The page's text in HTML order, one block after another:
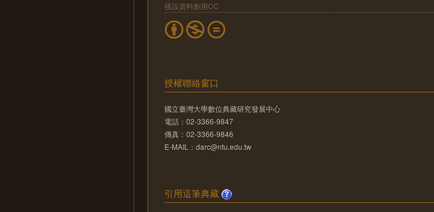
後設資料創用CC
授權聯絡窗口
國立臺灣大學數位典藏研究發展中心
電話：02-3366-9847
傳真：02-3366-9846
E-MAIL：darc@ntu.edu.tw
引用這筆典藏